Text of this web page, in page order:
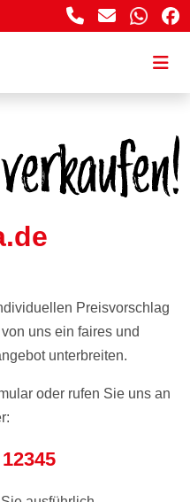
Preisvorschlag
uns ein faires und
unterbreiten.
oder rufen Sie uns an